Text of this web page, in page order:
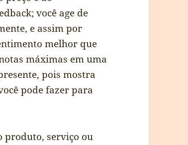
você age de
e assim por
melhor que
máximas em uma
pois mostra
pode fazer para
produto, serviço ou